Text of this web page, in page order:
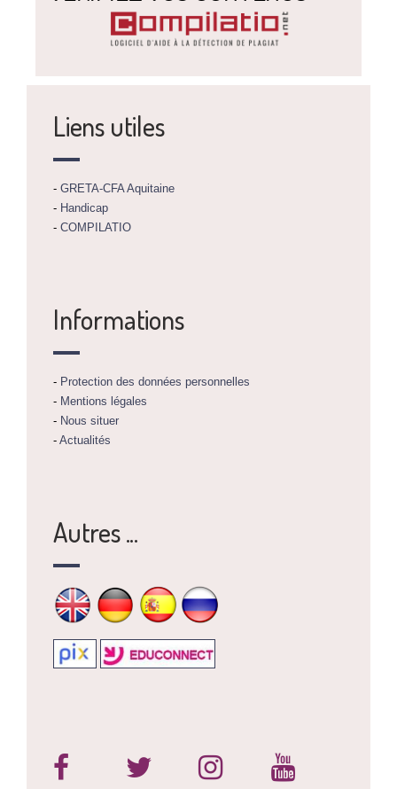
Liens utiles
- GRETA-CFA Aquitaine
- Handicap
- COMPILATIO
Informations
- Protection des données personnelles
- Mentions légales
- Nous situer
- Actualités
Autres ...